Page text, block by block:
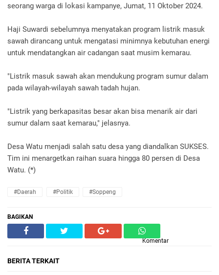
seorang warga di lokasi kampanye, Jumat, 11 Oktober 2024.
Haji Suwardi sebelumnya menyatakan program listrik masuk
sawah dirancang untuk mengatasi minimnya kebutuhan energi
untuk mendatangkan air cadangan saat musim kemarau.
"Listrik masuk sawah akan mendukung program sumur dalam
pada wilayah-wilayah sawah tadah hujan.
"Listrik yang berkapasitas besar akan bisa menarik air dari
sumur dalam saat kemarau," jelasnya.
Desa Watu menjadi salah satu desa yang diandalkan SUKSES.
Tim ini menargetkan raihan suara hingga 80 persen di Desa
Watu. (*)
#Daerah #Politik #Soppeng
BAGIKAN
Komentar
BERITA TERKAIT